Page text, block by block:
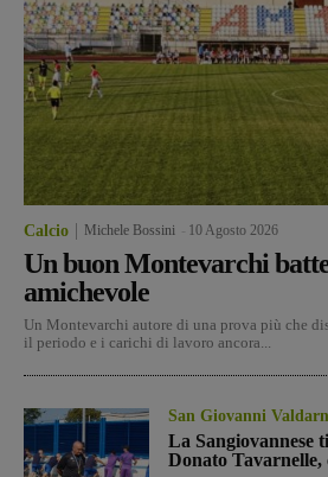
Calcio Michele Bossini 10 Agosto 2026
Un buon Montevarchi
amichevole
Un Montevarchi autore di una prova più che
il periodo e i carichi di lavoro ancora...
San Giovanni
La Sangiovannese
Donato Tavarnelle,